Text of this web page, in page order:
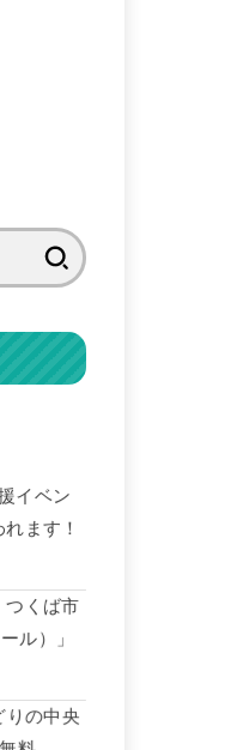
イベン
ます！
つくば市
ル）」
りの中央